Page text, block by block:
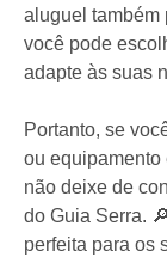
aluguel também
você pode
adapte às suas
Portanto, se
ou equipamento
não deixe de
do Guia Serra.
perfeita para os